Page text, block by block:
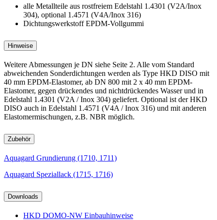
alle Metallteile aus rostfreiem Edelstahl 1.4301 (V2A/Inox
304), optional 1.4571 (V4A/Inox 316)
Dichtungswerkstoff EPDM-Vollgummi
Hinweise
Weitere Abmessungen je DN siehe Seite 2. Alle vom Standard
abweichenden Sonderdichtungen werden als Type HKD DISO mit
40 mm EPDM-Elastomer, ab DN 800 mit 2 x 40 mm EPDM-
Elastomer, gegen drückendes und nichtdrückendes Wasser und in
Edelstahl 1.4301 (V2A / Inox 304) geliefert. Optional ist der HKD
DISO auch in Edelstahl 1.4571 (V4A / Inox 316) und mit anderen
Elastomermischungen, z.B. NBR möglich.
Zubehör
Aquagard Grundierung (1710, 1711)
Aquagard Speziallack (1715, 1716)
Downloads
HKD DOMO-NW Einbauhinweise